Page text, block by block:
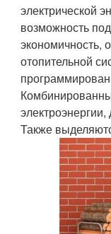
электрической
возможность
экономичность,
отопительной
Также